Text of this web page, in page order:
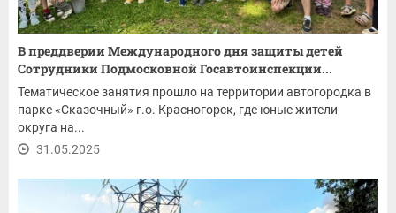
В преддверии Международного дня защиты детей
Сотрудники Подмосковной Госавтоинспекции...
Тематическое занятия прошло на территории автогородка в
парке «Сказочный» г.о. Красногорск, где юные жители
округа на...
31.05.2025